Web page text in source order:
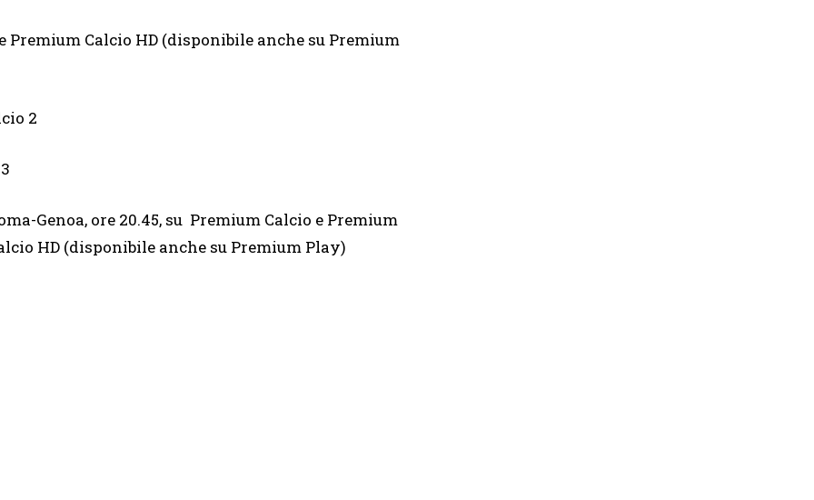
Premium Calcio HD (disponibile anche su Premium
2
Genoa, ore 20.45, su Premium Calcio e Premium
HD (disponibile anche su Premium Play)